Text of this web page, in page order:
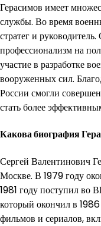
Герасимов имеет
службы. Во время
стратег и
профессионализм на
участие в разработке
вооруженных сил.
России смогли
стать более
Какова биография
Сергей Валентинович
Москве. В 1979 году
1981 году поступил во
который окончил в
фильмов и сериалов,